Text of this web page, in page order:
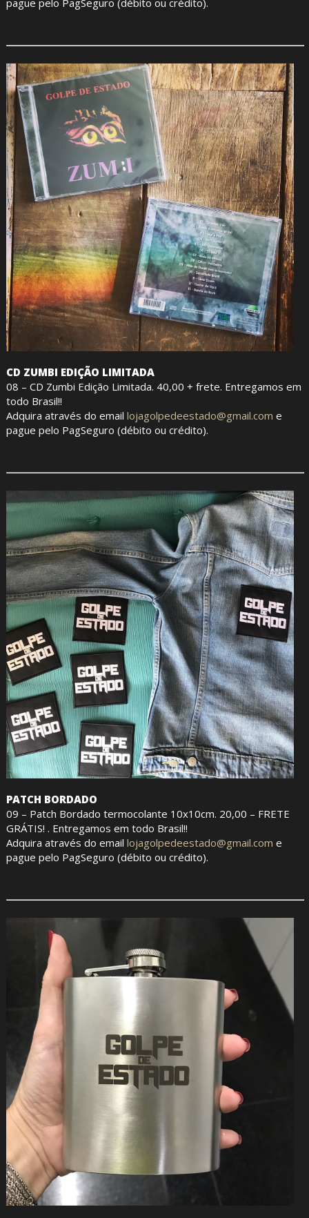
CD ZUMBI EDIÇÃO LIMITADA
08 – CD Zumbi Edição Limitada. 40,00 + frete. Entregamos em
todo Brasil!!
Adquira através do email lojagolpedeestado@gmail.com e
pague pelo PagSeguro (débito ou crédito).
PATCH BORDADO
09 – Patch Bordado termocolante 10x10cm. 20,00 – FRETE
GRÁTIS! . Entregamos em todo Brasil!!
Adquira através do email lojagolpedeestado@gmail.com e
pague pelo PagSeguro (débito ou crédito).